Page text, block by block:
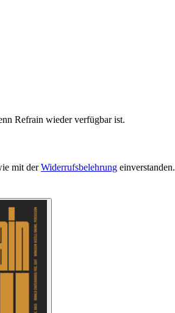
Refrain wieder verfügbar ist.
mit derWiderrufsbelehrung einverstanden.